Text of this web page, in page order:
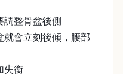
調整骨盆後側
就會立刻後傾，腰部
失衡